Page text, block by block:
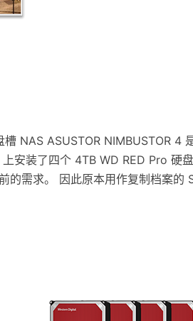
NAS ASUSTOR NIMBUSTOR 4
安装了四个 4TB WD RED Pro 硬
需求。 因此原本用作复制档案的